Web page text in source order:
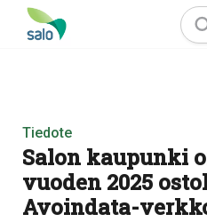
Tiedote
Salon kaupunki
vuoden 2025
Avoindata-